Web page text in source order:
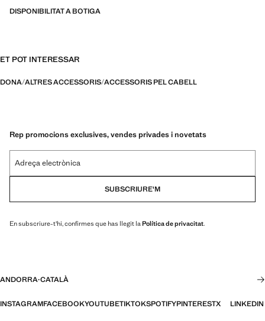
DISPONIBILITAT A BOTIGA
ET POT INTERESSAR
DONA ALTRES ACCESSORIS ACCESSORIS PEL CABELL
Rep promocions exclusives, vendes privades i novetats
Adreça electrònica
SUBSCRIURE'M
En subscriure-t'hi, confirmes que has llegit la Política de privacitat.
ANDORRA·CATALÀ
INSTAGRAMFACEBOOKYOUTUBETIKTOKSPOTIFYPINTERESTX LINKEDIN